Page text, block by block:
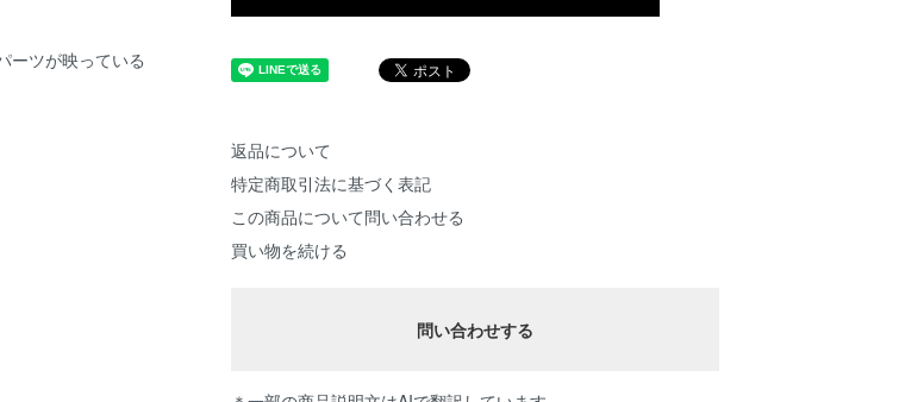
ーツが映っている
返品について
特定商取引法に基づく表記
この商品について問い合わせる
買い物を続ける
問い合わせする